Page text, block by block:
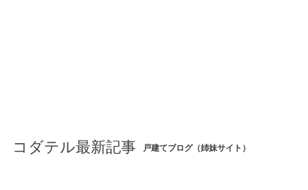
コダテル最新記事 戸建てブログ（姉妹サイト）